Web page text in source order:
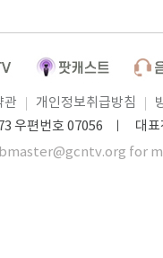
관 개인정보취급방침
73 우편번호 07056 ㅣ 대
for